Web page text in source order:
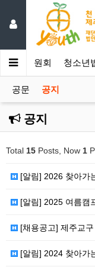
사목위원회 청소년
공문 공지
공지
Total 15 Posts, Now 1
[알림] 2026 찾아가
[알림] 2025 여름캠
[채용공고] 제주교구 청
[알림] 2024 찾아가